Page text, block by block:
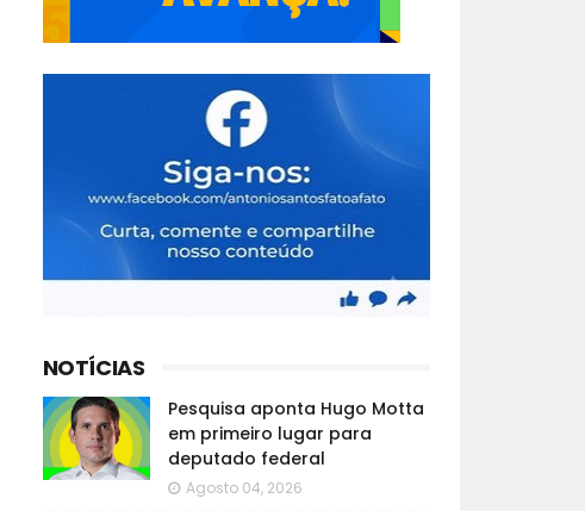
NOTÍCIAS
Pesquisa aponta Hugo Motta
em primeiro lugar para
deputado federal
Agosto 04, 2026